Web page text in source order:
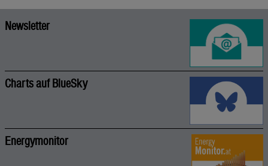
Newsletter
Charts auf BlueSky
Energymonitor